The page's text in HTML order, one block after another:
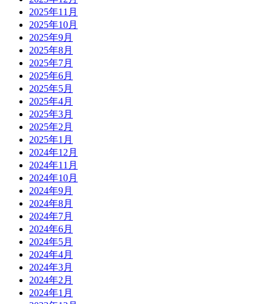
2025年11月
2025年10月
2025年9月
2025年8月
2025年7月
2025年6月
2025年5月
2025年4月
2025年3月
2025年2月
2025年1月
2024年12月
2024年11月
2024年10月
2024年9月
2024年8月
2024年7月
2024年6月
2024年5月
2024年4月
2024年3月
2024年2月
2024年1月